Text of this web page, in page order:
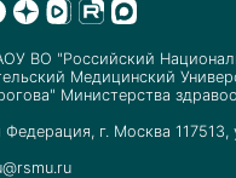
ВО "Российский
Медицинский
Министерства
Федерация, г. Москва 117513,